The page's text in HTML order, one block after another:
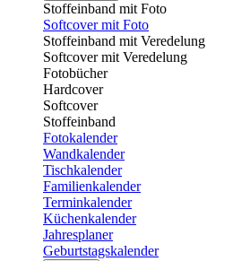
Stoffeinband mit Foto
Softcover mit Foto
Stoffeinband mit Veredelung
Softcover mit Veredelung
Fotobücher
Hardcover
Softcover
Stoffeinband
Fotokalender
Wandkalender
Tischkalender
Familienkalender
Terminkalender
Küchenkalender
Jahresplaner
Geburtstagskalender